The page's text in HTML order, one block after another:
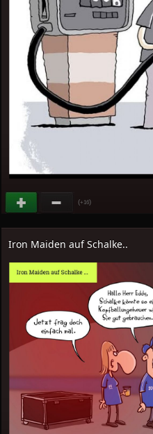
(+16)
Iron Maiden auf Schalke..